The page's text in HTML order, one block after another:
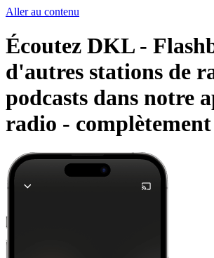
Aller au contenu
Écoutez DKL -
d'autres stations de
podcasts dans notre
radio -